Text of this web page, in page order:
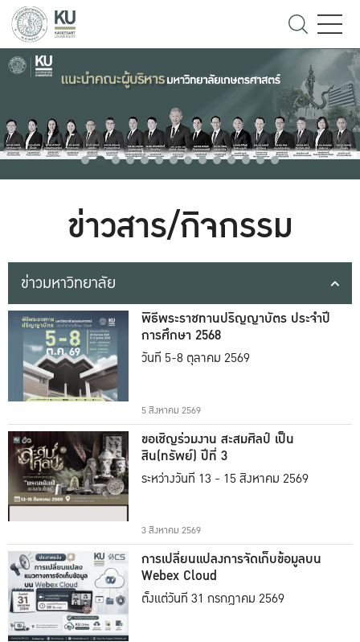
ข่าวสาร/กิจกรรม
ข่าวมหาวิทยาลัย
พิธีพระราชทานปริญญาบัตร ประจำปี
การศึกษา 2568
วันที่ 5-8 ตุลาคม 2569
5 สิงหาคม 2569
ขอเชิญร่วมงาน สะสมศิลป์ เป็น
สิน(ทรัพย์) ปีที่ 3
ระหว่างวันที่ 13 - 15 สิงหาคม 2569
3 สิงหาคม 2569
การเปลี่ยนแปลงการจัดเก็บข้อมูลบน
Webex Cloud
ตั้งแต่วันที่ 31 กรกฎาคม 2569